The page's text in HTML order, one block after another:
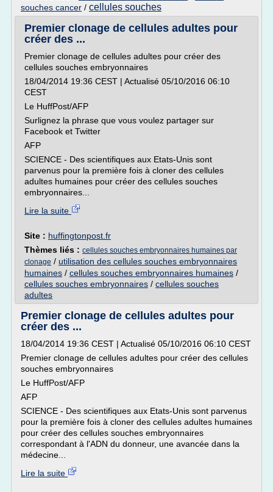
souches cancer / cellules souches
Premier clonage de cellules adultes pour
créer des ...
Premier clonage de cellules adultes pour créer des
cellules souches embryonnaires
18/04/2014 19:36 CEST | Actualisé 05/10/2016 06:10
CEST
Le HuffPost/AFP
Surlignez la phrase que vous voulez partager sur
Facebook et Twitter
AFP
SCIENCE - Des scientifiques aux Etats-Unis sont
parvenus pour la première fois à cloner des cellules
adultes humaines pour créer des cellules souches
embryonnaires...
Lire la suite
Site : huffingtonpost.fr
Thèmes liés : cellules souches embryonnaires humaines par
clonage / utilisation des cellules souches embryonnaires
humaines / cellules souches embryonnaires humaines /
cellules souches embryonnaires / cellules souches
adultes
Premier clonage de cellules adultes pour
créer des ...
18/04/2014 19:36 CEST | Actualisé 05/10/2016 06:10 CEST
Premier clonage de cellules adultes pour créer des cellules
souches embryonnaires
Le HuffPost/AFP
AFP
SCIENCE - Des scientifiques aux Etats-Unis sont parvenus
pour la première fois à cloner des cellules adultes humaines
pour créer des cellules souches embryonnaires
correspondant à l'ADN du donneur, une avancée dans la
médecine...
Lire la suite